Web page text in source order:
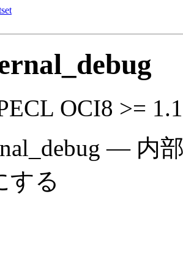
OCI8 >=
— 内
する